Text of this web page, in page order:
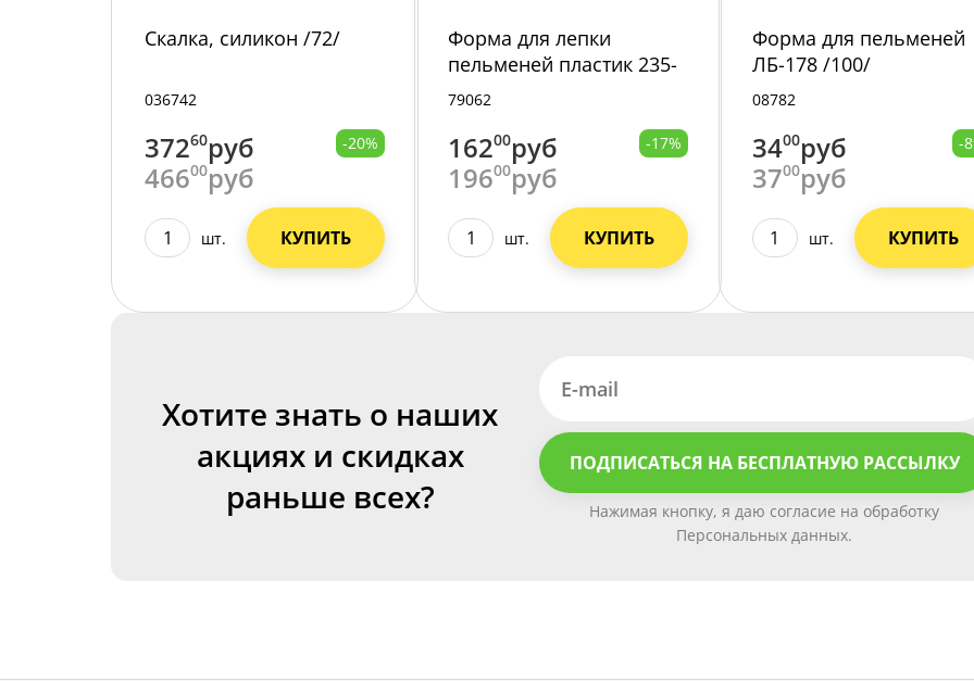
Скалка, силикон /72/
036742
37260руб
46600руб
-20%
шт. КУПИТЬ
Форма для лепки
пельменей пластик 235-
271 /80/
79062
16200руб
19600руб
-17%
шт. КУПИТЬ
Форма для пельменей
ЛБ-178 /100/
08782
3400руб
3700руб
-
шт. КУПИТЬ
Хотите знать о наших
акциях и скидках
раньше всех?
ПОДПИСАТЬСЯ НА БЕСПЛАТНУЮ РАССЫЛКУ
Нажимая кнопку, я даю согласие на обработку
Персональных данных.